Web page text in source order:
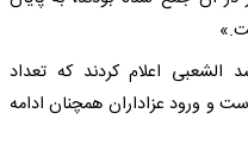
الشعبی اعلام کردند که تعداد
رسیده است و ورود عزاداران همچنان ادامه